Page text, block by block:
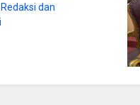
dan
Bekal Utama
Era Digital